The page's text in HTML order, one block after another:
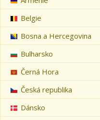
Belgie
Bosna a Hercegovina
Bulharsko
Černá Hora
Česká republika
Dánsko